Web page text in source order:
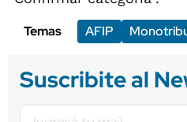
Temas
AFIP
Suscribite al